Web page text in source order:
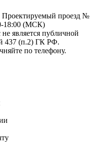
проезд №
18:00 (МСК)
является публичной
437 (п.2) ГК РФ.
по телефону.